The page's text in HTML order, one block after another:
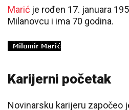
Marić je rođen 17. januara
Milanovcu i ima 70 godina.
Karijerni početak
Novinarsku karijeru započeo